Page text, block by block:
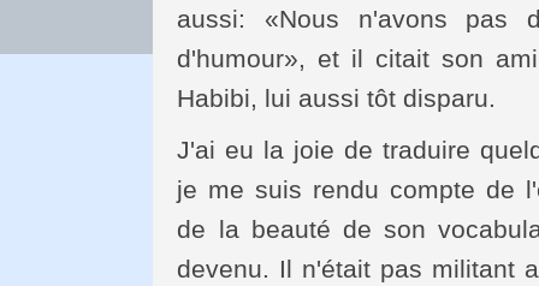
aussi: «Nous n'avons pas
d'humour», et il citait son
Habibi, lui aussi tôt disparu.
J'ai eu la joie de traduire
je me suis rendu compte de
de la beauté de son
devenu. Il n'était pas militant